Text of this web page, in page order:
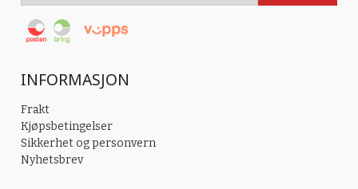
INFORMASJON
Frakt
Kjøpsbetingelser
Sikkerhet og personvern
Nyhetsbrev